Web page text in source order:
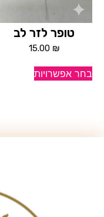
טופר לזר לב
15.00 ₪
בחר אפשרויות